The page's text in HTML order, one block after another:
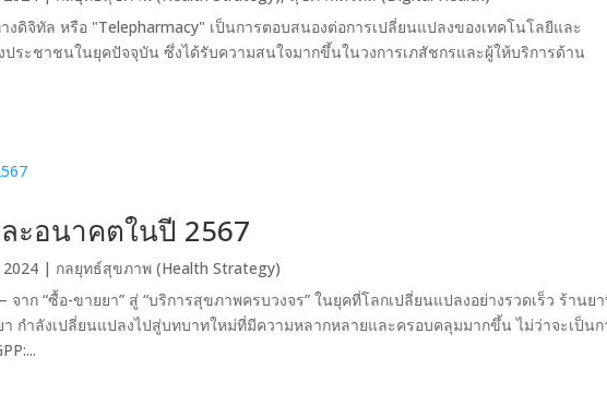
งดิจิทัล หรือ "Telepharmacy" เป็นการตอบสนองต่อการเปลี่ยนแปลงของเทคโนโลยีและ
ระชาชนในยุคปัจจุบัน ซึ่งได้รับความสนใจมากขึ้นในวงการเภสัชกรและผู้ให้บริการด้าน
ะอนาคตในปี 2567
2024 | กลยุทธ์สุขภาพ (Health Strategy)
าก “ซื้อ-ขายยา” สู่ “บริการสุขภาพครบวงจร” ในยุคที่โลกเปลี่ยนแปลงอย่างรวดเร็ว ร้านยา
า กำลังเปลี่ยนแปลงไปสู่บทบาทใหม่ที่มีความหลากหลายและครอบคลุมมากขึ้น ไม่ว่าจะเป็นก